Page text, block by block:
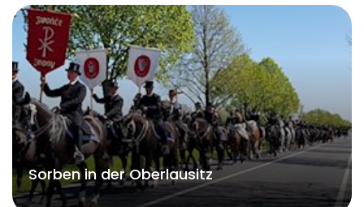
Sorben in der Oberlausitz